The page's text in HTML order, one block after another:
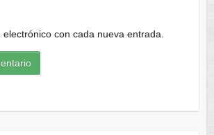
electrónico con cada nueva entrada.